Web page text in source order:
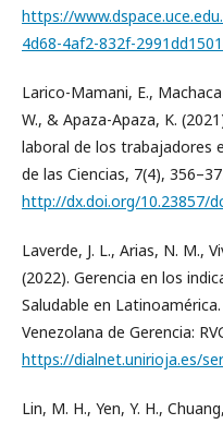
https://
4d68-4af2-832f-
Larico-Mamani, E.,
W., & Apaza-Apaza, K.
laboral de los trabajadores
de las Ciencias, 7(4),
http://dx.doi.org/10.23857/
Laverde, J. L., Arias, N. M.,
(2022). Gerencia en los
Saludable en
Venezolana de Gerencia:
https://dialnet.unirioja.es/
Lin, M. H., Yen, Y. H.,